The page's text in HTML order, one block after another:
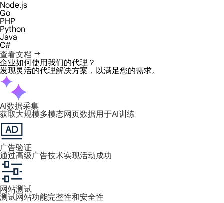
Node.js
Go
PHP
Python
Java
C#
查看文档
企业如何使用我们的代理？
发现灵活的代理解决方案，以满足您的需求。
AI数据采集
获取大规模多模态网页数据用于AI训练
广告验证
通过高级广告技术实现活动成功
网站测试
测试网站功能完整性和安全性